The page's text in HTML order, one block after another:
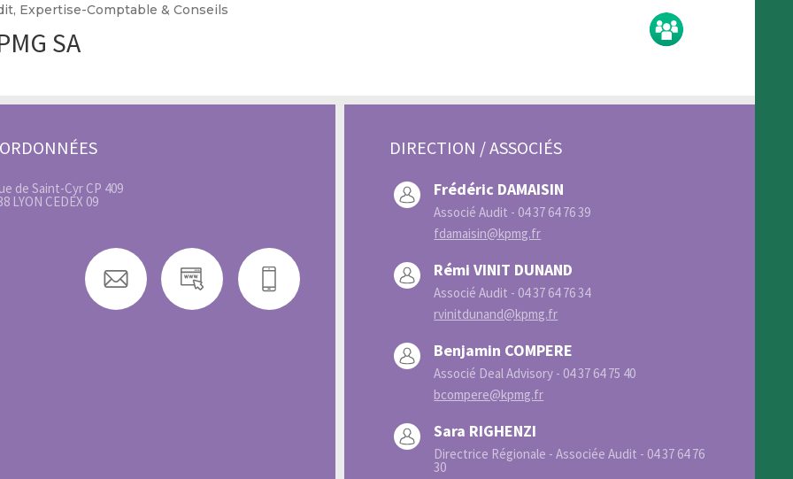
Expertise-Comptable & Conseils
SA
de Saint-Cyr CP 409
LYON CEDEX 09
DIRECTION / ASSOCIÉS
Frédéric DAMAISIN
Associé Audit - 04 37 64 76 39
fdamaisin@kpmg.fr
Rémi VINIT DUNAND
Associé Audit - 04 37 64 76 34
rvinitdunand@kpmg.fr
Benjamin COMPERE
Associé Deal Advisory - 04 37 64 75 40
bcompere@kpmg.fr
Sara RIGHENZI
Directrice Régionale - Associée Audit - 04 37 64 76
30